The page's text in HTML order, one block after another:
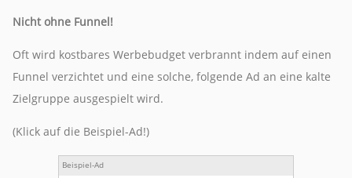
Nicht ohne Funnel!
Oft wird kostbares Werbebudget verbrannt indem auf einen
Funnel verzichtet und eine solche, folgende Ad an eine kalte
Zielgruppe ausgespielt wird.
(Klick auf die Beispiel-Ad!)
Beispiel-Ad